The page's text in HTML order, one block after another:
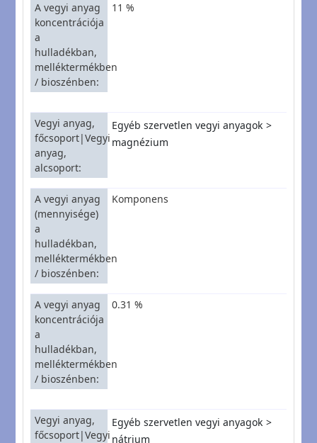
A vegyi anyag
koncentrációja
a
hulladékban,
melléktermékben
/ bioszénben
11 %
Vegyi anyag,
főcsoport|Vegyi
anyag,
alcsoport
Egyéb szervetlen vegyi anyagok
magnézium
A vegyi anyag
(mennyisége)
a
hulladékban,
melléktermékben
/ bioszénben
Komponens
A vegyi anyag
koncentrációja
a
hulladékban,
melléktermékben
/ bioszénben
0.31 %
Vegyi anyag,
főcsoport|Vegyi
Egyéb szervetlen vegyi anyagok
nátrium